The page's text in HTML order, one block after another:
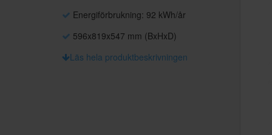
Energiförbrukning: 92 kWh/år
596x819x547 mm (BxHxD)
Läs hela produktbeskrivningen